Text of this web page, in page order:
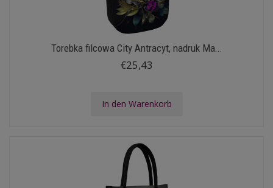
Torebka filcowa City Antracyt, nadruk Ma...
€25,43
In den Warenkorb